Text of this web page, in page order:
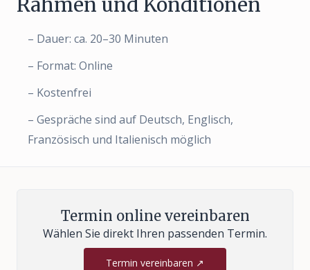
– Dauer: ca. 20–30 Minuten
– Format: Online
– Kostenfrei
– Gespräche sind auf Deutsch, Englisch,
Französisch und Italienisch möglich
Termin online vereinbaren
Wählen Sie direkt Ihren passenden Termin.
Termin vereinbaren ↗